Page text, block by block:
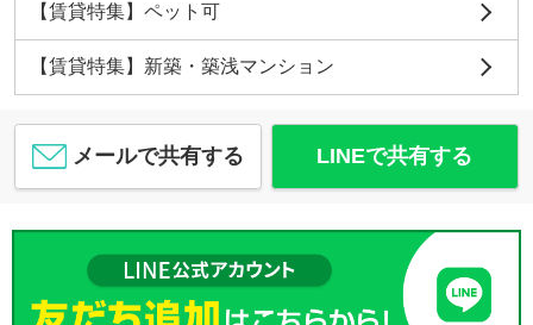
【賃貸特集】ペット可
【賃貸特集】新築・築浅マンション
メールで共有する LINEで共有する